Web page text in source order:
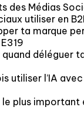
des Médias
utiliser en
ta marque
déléguer
utiliser l’IA
plus important